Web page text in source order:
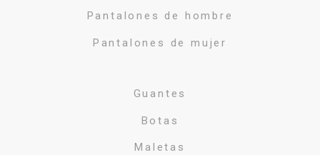
Pantalones de hombre
Pantalones de mujer
Guantes
Botas
Maletas